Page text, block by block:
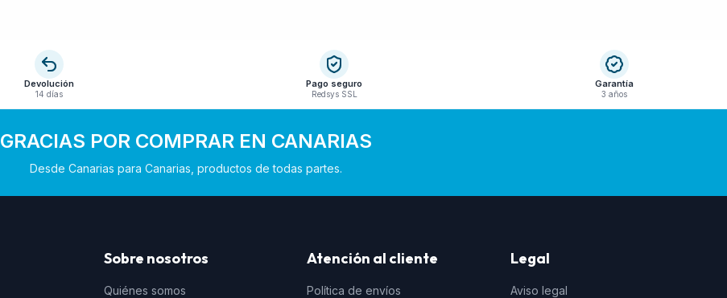
Devolución
14 días
Pago seguro
Redsys SSL
Garantía
3 años
GRACIAS POR COMPRAR EN CANARIAS
Desde Canarias para Canarias, productos de todas partes.
Sobre nosotros
Quiénes somos
Atención al cliente
Política de envíos
Legal
Aviso legal